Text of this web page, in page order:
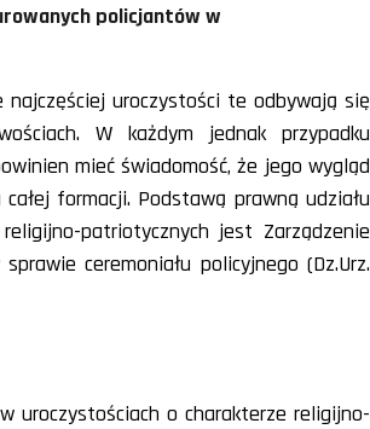
policjantów w
uroczystości te odbywają się
W każdym jednak przypadku
mieć świadomość, że jego wygląd
formacji. Podstawą prawną udziału
patriotycznych jest Zarządzenie
ceremoniału policyjnego (Dz.Urz.
uroczystościach o charakterze religijno-